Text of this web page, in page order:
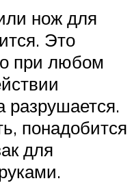
нож для
Это
при любом
разрушается.
понадобится
для